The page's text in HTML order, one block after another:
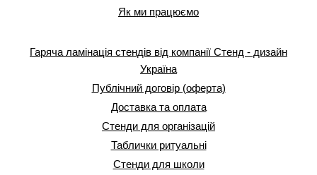
Як ми працюємо
Гаряча ламінація стендів від компанії Стенд - дизайн
Україна
Публічний договір (оферта)
Доставка та оплата
Стенди для організацій
Таблички ритуальні
Стенди для школи